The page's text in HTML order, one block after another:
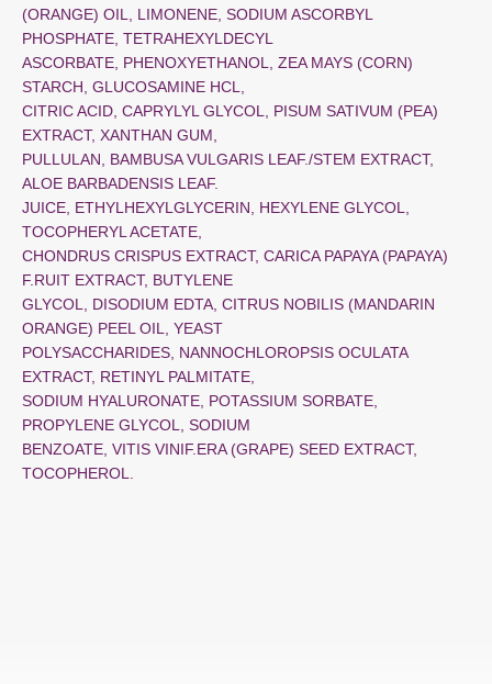
(ORANGE) OIL, LIMONENE, SODIUM ASCORBYL
PHOSPHATE, TETRAHEXYLDECYL
ASCORBATE, PHENOXYETHANOL, ZEA MAYS (CORN)
STARCH, GLUCOSAMINE HCL,
CITRIC ACID, CAPRYLYL GLYCOL, PISUM SATIVUM (PEA)
EXTRACT, XANTHAN GUM,
PULLULAN, BAMBUSA VULGARIS LEAF./STEM EXTRACT,
ALOE BARBADENSIS LEAF.
JUICE, ETHYLHEXYLGLYCERIN, HEXYLENE GLYCOL,
TOCOPHERYL ACETATE,
CHONDRUS CRISPUS EXTRACT, CARICA PAPAYA (PAPAYA)
F.RUIT EXTRACT, BUTYLENE
GLYCOL, DISODIUM EDTA, CITRUS NOBILIS (MANDARIN
ORANGE) PEEL OIL, YEAST
POLYSACCHARIDES, NANNOCHLOROPSIS OCULATA
EXTRACT, RETINYL PALMITATE,
SODIUM HYALURONATE, POTASSIUM SORBATE,
PROPYLENE GLYCOL, SODIUM
BENZOATE, VITIS VINIF.ERA (GRAPE) SEED EXTRACT,
TOCOPHEROL.